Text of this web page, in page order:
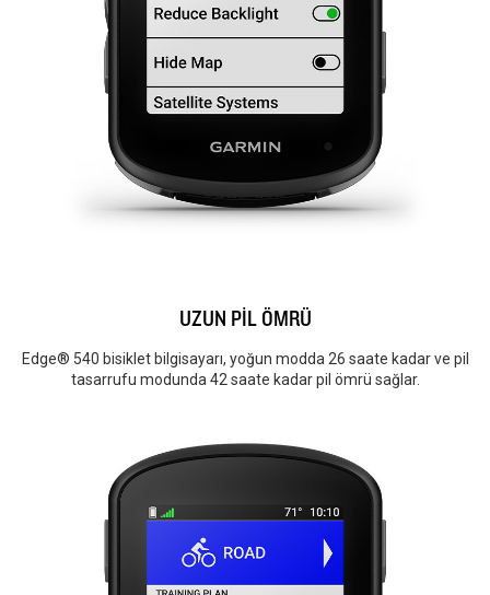
UZUN PİL ÖMRÜ
Edge® 540 bisiklet bilgisayarı, yoğun modda 26 saate kadar ve pil
tasarrufu modunda 42 saate kadar pil ömrü sağlar.